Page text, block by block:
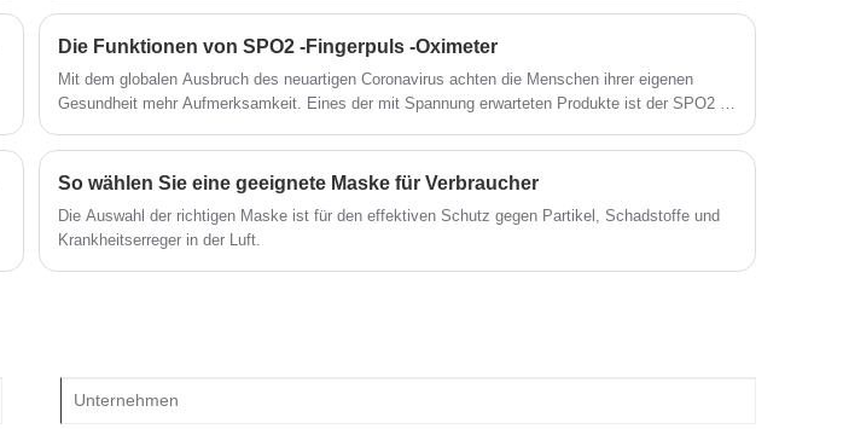
Die Funktionen von SPO2 -Fingerpuls -Oximeter
Mit dem globalen Ausbruch des neuartigen Coronavirus achten die Menschen ihrer eigenen
Gesundheit mehr Aufmerksamkeit. Eines der mit Spannung erwarteten Produkte ist der SPO2 -
So wählen Sie eine geeignete Maske für Verbraucher
Die Auswahl der richtigen Maske ist für den effektiven Schutz gegen Partikel, Schadstoffe und
Krankheitserreger in der Luft.